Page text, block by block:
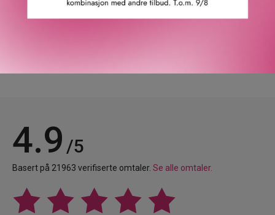
GTIN: 8011003901456
Leverandørs artikkelnummer: 63953
4.9 /5
Basert på 21963 verifiserte omtaler. Se alle omtaler.